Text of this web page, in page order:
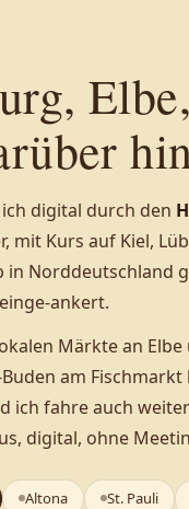
digital durch den
mit Kurs auf Kiel,
in Norddeutschland
ankert.
Märkte an Elbe
am
ich fahre auch
digital, ohne
Altona St. Pauli